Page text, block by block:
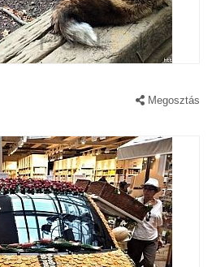
Megosztás